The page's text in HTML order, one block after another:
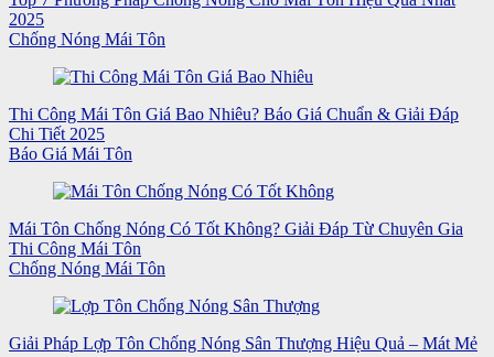
2025
Chống Nóng Mái Tôn
Thi Công Mái Tôn Giá Bao Nhiêu? Báo Giá Chuẩn & Giải Đáp
Chi Tiết 2025
Báo Giá Mái Tôn
Mái Tôn Chống Nóng Có Tốt Không? Giải Đáp Từ Chuyên Gia
Thi Công Mái Tôn
Chống Nóng Mái Tôn
Giải Pháp Lợp Tôn Chống Nóng Sân Thượng Hiệu Quả – Mát Mẻ